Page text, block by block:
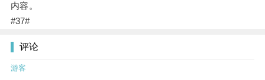
内容。
#37#
评论
游客